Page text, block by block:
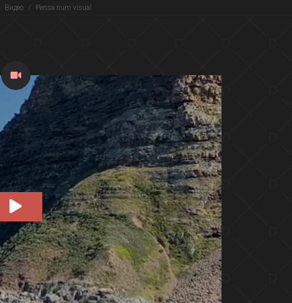
Видео / Pensa num visual